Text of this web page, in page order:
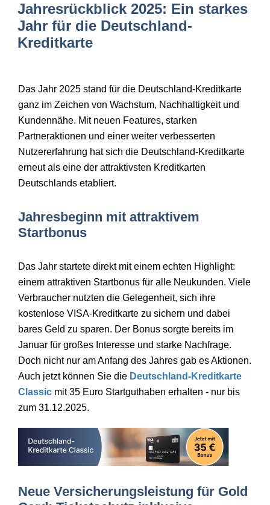
Jahresrückblick 2025: Ein starkes
Jahr für die Deutschland-
Kreditkarte
Das Jahr 2025 stand für die Deutschland-Kreditkarte
ganz im Zeichen von Wachstum, Nachhaltigkeit und
Kundennähe. Mit neuen Features, starken
Partneraktionen und einer weiter verbesserten
Nutzererfahrung hat sich die Deutschland-Kreditkarte
erneut als eine der attraktivsten Kreditkarten
Deutschlands etabliert.
Jahresbeginn mit attraktivem
Startbonus
Das Jahr startete direkt mit einem echten Highlight:
einem attraktiven Startbonus für alle Neukunden. Viele
Verbraucher nutzten die Gelegenheit, sich ihre
kostenlose VISA-Kreditkarte zu sichern und dabei
bares Geld zu sparen. Der Bonus sorgte bereits im
Januar für großes Interesse und starke Nachfrage.
Doch nicht nur am Anfang des Jahres gab es Aktionen.
Auch jetzt können Sie die Deutschland-Kreditkarte
Classic mit 35 Euro Startguthaben erhalten - nur bis
zum 31.12.2025.
Neue Versicherungsleistung für Gold